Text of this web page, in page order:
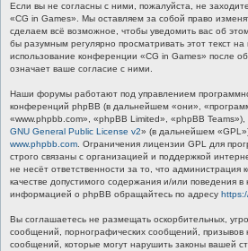
Если вы не согласны с ними, пожалуйста, не
«CG in Games». Мы оставляем за собой право
сделаем всё возможное, чтобы уведомить вас об
бы разумным регулярно просматривать этот текст
использование конференции «CG in Games» после
означает ваше согласие с ними.
Наши форумы работают под управлением
конференций phpBB (в дальнейшем «они»,
«www.phpbb.com», «phpBB Limited», «phpBB
GNU General Public License v2» (в дальнейшем
www.phpbb.com . Ограничения лицензии GPL для
строго связаны с организацией и поддержкой
не несёт ответственности за то, что администрация
качестве допустимого содержания и/или поведения
информацией о phpBB обращайтесь по адресу
Вы соглашаетесь не размещать оскорбительных,
сообщений, порнографических сообщений, призывов
сообщений, которые могут нарушить законы вашей